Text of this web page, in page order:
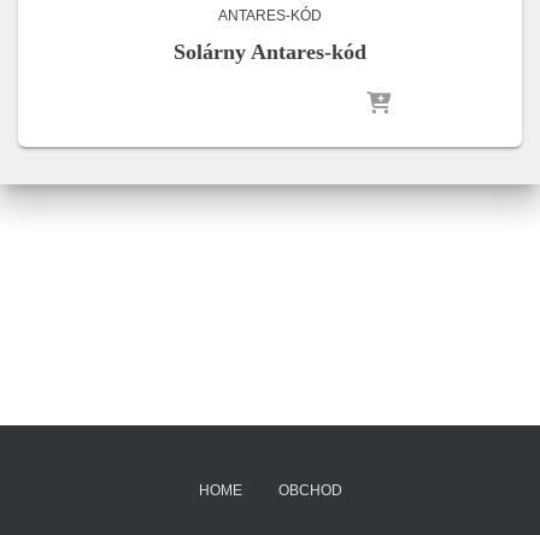
ANTARES-KÓD
Solárny Antares-kód
HOME OBCHOD